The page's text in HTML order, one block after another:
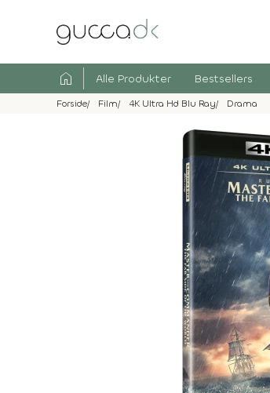
home Alle Produkter Bestsellers
Forside Film 4K Ultra Hd Blu Ray Drama